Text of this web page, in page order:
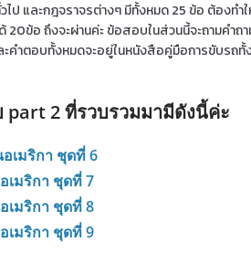
ป และกฎจราจรต่างๆ มีทั้งหมด 25 ข้อ ต้องทำใ
20ข้อ ถึงจะผ่านค่ะ ข้อสอบในส่วนนี้จะถามคำถ
ะคำตอบทั้งหมดจะอยู่ในหนังสือคู่มือการขับรถทั้
part 2 ที่รวบรวมมามีดังนี้ค่ะ
เมริกา ชุดที่ 6
เมริกา ชุดที่ 7
เมริกา ชุดที่ 8
เมริกา ชุดที่ 9